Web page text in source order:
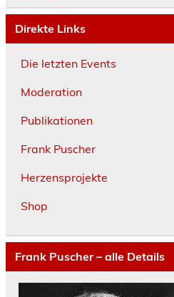
Direkte Links
Die letzten Events
Moderation
Publikationen
Frank Puscher
Herzensprojekte
Shop
Frank Puscher – alle Details